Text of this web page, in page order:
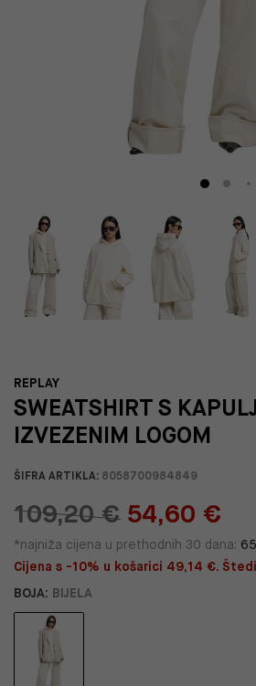
REPLAY
SWEATSHIRT S
IZVEZENIM LOGOM
ŠIFRA ARTIKLA: 8058700984849
109,20 € 54,60 €
*najniža cijena u prethodnih 30 dana:
Cijena s -10% u košarici 49,14 €.
BOJA: BIJELA